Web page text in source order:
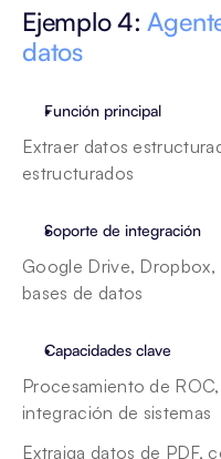
Ejemplo 4:
datos
Función principal
Extraer datos
estructurados
Soporte de integración
Google Drive, Dropbox,
bases de datos
Capacidades clave
Procesamiento de
integración de sistemas
Extraiga datos de PDF,